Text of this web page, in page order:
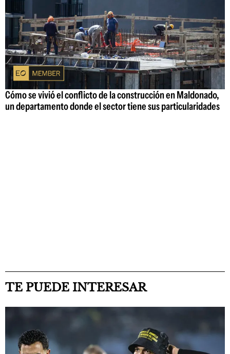
Cómo se vivió el conflicto de la construcción en Maldonado,
un departamento donde el sector tiene sus particularidades
TE PUEDE INTERESAR